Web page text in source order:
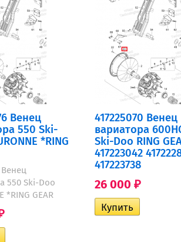
Венец
550 Ski-
*RING
Венец
550 Ski-Doo
*RING GEAR
417225070 Венец
вариатора
Ski-Doo RING
417223042
417223738
26 000 ₽